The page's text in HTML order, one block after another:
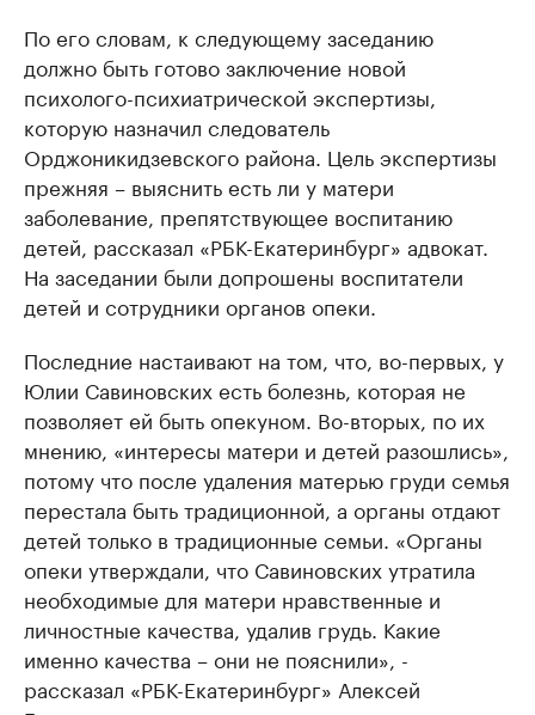
По его словам, к следующему заседанию
должно быть готово заключение новой
психолого-психиатрической экспертизы,
которую назначил следователь
Орджоникидзевского района. Цель экспертизы
прежняя – выяснить есть ли у матери
заболевание, препятствующее воспитанию
детей, рассказал «РБК-Екатеринбург» адвокат.
На заседании были допрошены воспитатели
детей и сотрудники органов опеки.
Последние настаивают на том, что, во-первых, у
Юлии Савиновских есть болезнь, которая не
позволяет ей быть опекуном. Во-вторых, по их
мнению, «интересы матери и детей разошлись»,
потому что после удаления матерью груди семья
перестала быть традиционной, а органы отдают
детей только в традиционные семьи. «Органы
опеки утверждали, что Савиновских утратила
необходимые для матери нравственные и
личностные качества, удалив грудь. Какие
именно качества – они не пояснили», -
рассказал «РБК-Екатеринбург» Алексей